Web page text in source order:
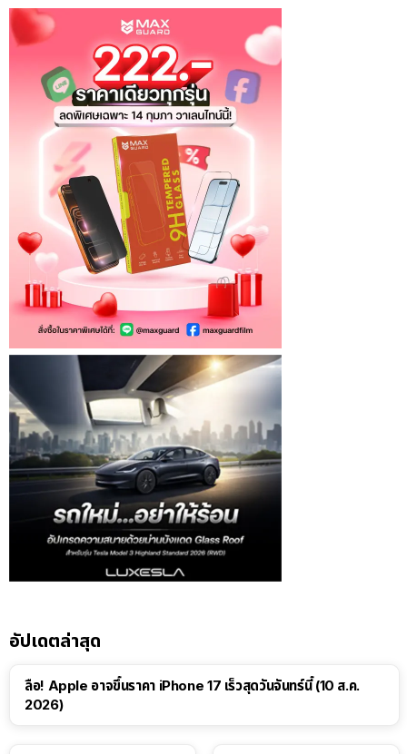
อัปเดตล่าสุด
ลือ! Apple อาจขึ้นราคา iPhone 17 เร็วสุดวันจันทร์นี้ (10 ส.ค.
2026)